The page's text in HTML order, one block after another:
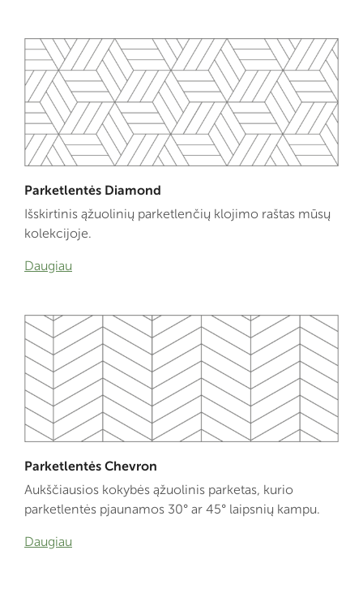
Parketlentės Diamond
Išskirtinis ąžuolinių parketlenčių klojimo raštas mūsų
kolekcijoje.
Daugiau
Parketlentės Chevron
Aukščiausios kokybės ąžuolinis parketas, kurio
parketlentės pjaunamos 30° ar 45° laipsnių kampu.
Daugiau